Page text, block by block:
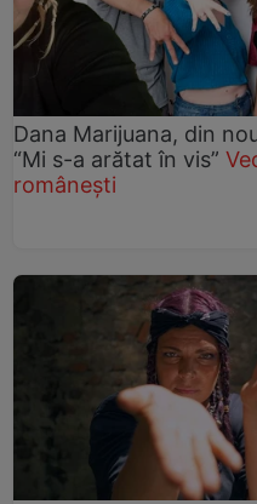
Dana Marijuana, din
“Mi s-a arătat în vis”
românești